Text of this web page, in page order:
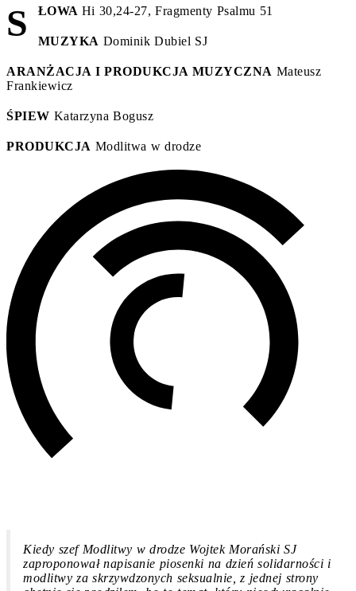
S ŁOWA Hi 30,24-27, Fragmenty Psalmu 51
MUZYKA Dominik Dubiel SJ
ARANŻACJA I PRODUKCJA MUZYCZNA Mateusz
Frankiewicz
ŚPIEW Katarzyna Bogusz
PRODUKCJA Modlitwa w drodze
Kiedy szef Modlitwy w drodze Wojtek Morański SJ
zaproponował napisanie piosenki na dzień solidarności i
modlitwy za skrzywdzonych seksualnie, z jednej strony